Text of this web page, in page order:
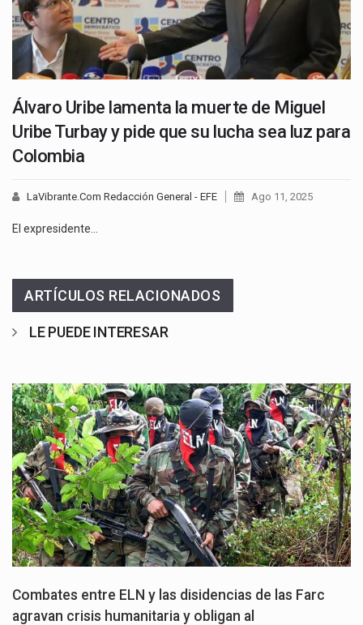
Álvaro Uribe lamenta la muerte de Miguel
Uribe Turbay y pide que su lucha sea luz para
Colombia
LaVibrante.Com Redacción General - EFE Ago 11, 2025
El expresidente…
ARTÍCULOS RELACIONADOS
LE PUEDE INTERESAR
Combates entre ELN y las disidencias de las Farc
agravan crisis humanitaria y obligan al